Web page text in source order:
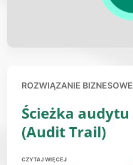
ROZWIĄZANIE BIZNESOWE
Ścieżka audytu
(Audit Trail)
CZYTAJ WIĘCEJ